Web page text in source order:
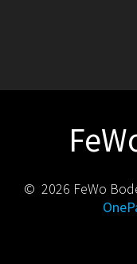
© 2026 FeWo